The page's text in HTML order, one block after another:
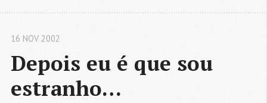
Depois eu é que sou
estranho…
16 NOV 2002